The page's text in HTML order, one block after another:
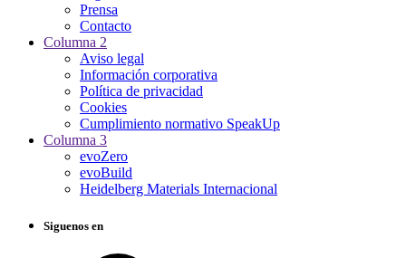
Prensa
Contacto
Columna 2
Aviso legal
Información corporativa
Política de privacidad
Cookies
Cumplimiento normativo SpeakUp
Columna 3
evoZero
evoBuild
Heidelberg Materials Internacional
Siguenos en